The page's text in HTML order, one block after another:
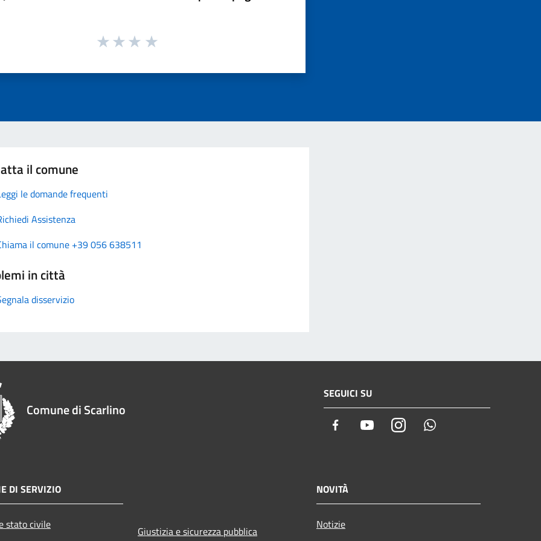
il comune
le domande frequenti
Assistenza
il comune +39 056 638511
in città
disservizio
Comune di Scarlino
SEGUICI SU
Facebook YoutubeInstagram
DI SERVIZIO
stato civile
Giustizia e sicurezza pubblica
NOVITÀ
Notizie